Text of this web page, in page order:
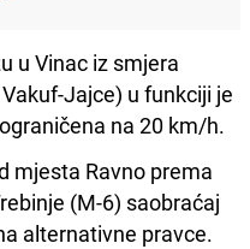
u Vinac iz smjera
Jajce) u funkciji je
na 20 km/h.
mjesta Ravno prema
(M-6) saobraćaj
alternativne pravce.